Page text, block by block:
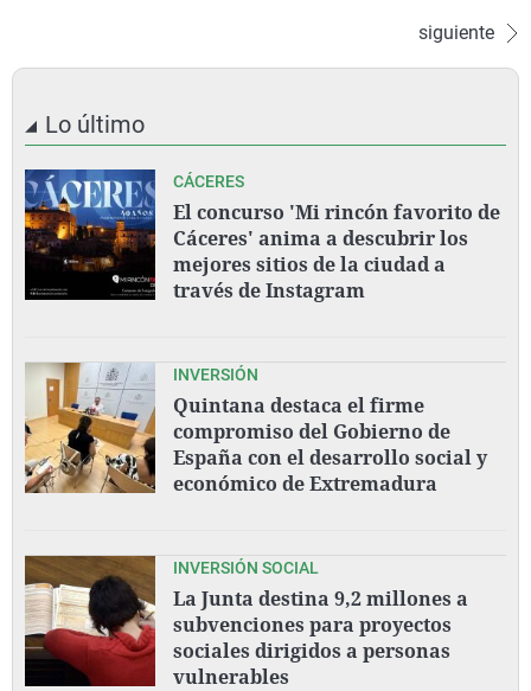
siguiente
Lo último
CÁCERES
El concurso 'Mi rincón favorito de
Cáceres' anima a descubrir los
mejores sitios de la ciudad a
través de Instagram
INVERSIÓN
Quintana destaca el firme
compromiso del Gobierno de
España con el desarrollo social y
económico de Extremadura
INVERSIÓN SOCIAL
La Junta destina 9,2 millones a
subvenciones para proyectos
sociales dirigidos a personas
vulnerables